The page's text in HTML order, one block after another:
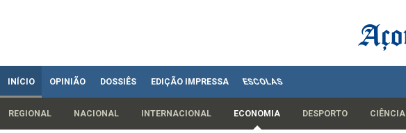
INÍCIO OPINIÃO DOSSIÊS EDIÇÃO IMPRESSA ESCOLAS
REGIONAL NACIONAL INTERNACIONAL ECONOMIA DESPORTO CIÊNCIA